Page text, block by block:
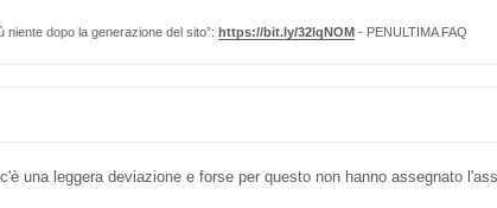
niente dopo la generazione del sito”: https://bit.ly/32lqNOM - PENULTIMA FAQ
una leggera deviazione e forse per questo non hanno assegnato